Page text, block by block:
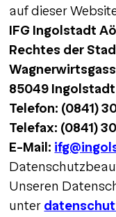
auf dieser
IFG Ingolstadt
Rechtes der
85049 Ingolstadt
Telefon: (0841)
Telefax: (0841)
E-Mail:
Unseren
unter